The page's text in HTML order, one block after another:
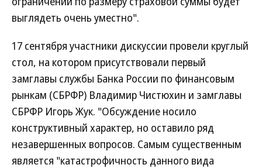
выглядеть очень уместно".
17 сентября участники дискуссии провели круглый
стол, на котором присутствовали первый
замглавы службы Банка России по финансовым
рынкам (СБРФР) Владимир Чистюхин и замглавы
СБРФР Игорь Жук. "Обсуждение носило
конструктивный характер, но оставило ряд
незавершенных вопросов. Самым существенным
является "катастрофичность данного вида